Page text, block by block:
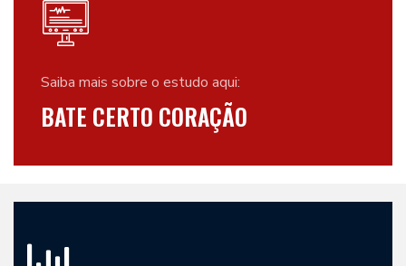
Saiba mais sobre o estudo aqui:
BATE CERTO CORAÇÃO